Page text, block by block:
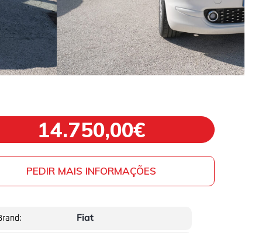
14.750,00€
PEDIR MAIS INFORMAÇÕES
Fiat